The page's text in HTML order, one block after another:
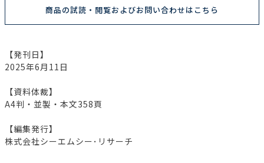
商品の試読・閲覧およびお問い合わせはこちら
【発刊日】
2025年6月11日
【資料体裁】
A4判・並製・本文358頁
【編集発行】
株式会社シーエムシー･リサーチ